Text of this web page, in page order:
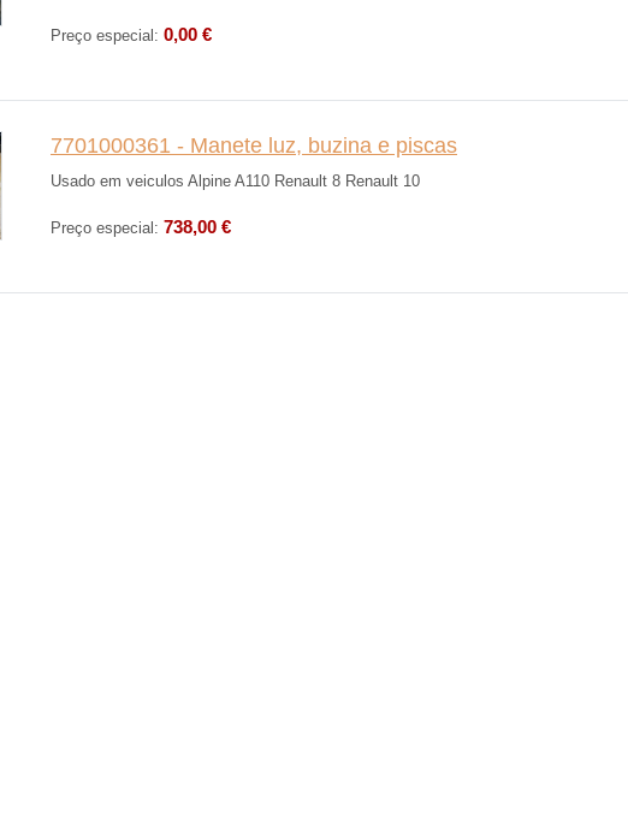
Preço especial: 0,00 €
7701000361 - Manete luz, buzina e piscas
Usado em veiculos Alpine A110 Renault 8 Renault 10
Preço especial: 738,00 €